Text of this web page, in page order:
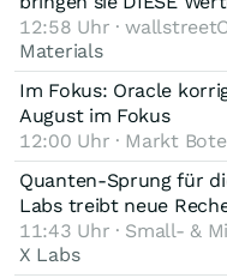
12:58 Uhr ·
Materials
Im Fokus: Oracle
August im Fokus
12:00 Uhr · Markt Bote
Quanten-Sprung für
Labs treibt neue
11:43 Uhr · Small- &
X Labs